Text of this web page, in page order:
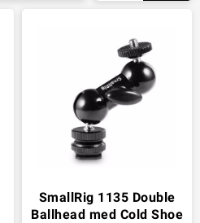
SmallRig 1135 Double
Ballhead med Cold Shoe